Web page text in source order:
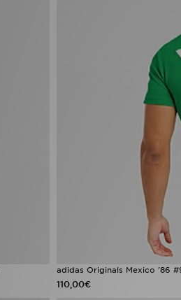
adidas Originals Mexico '86
110,00€